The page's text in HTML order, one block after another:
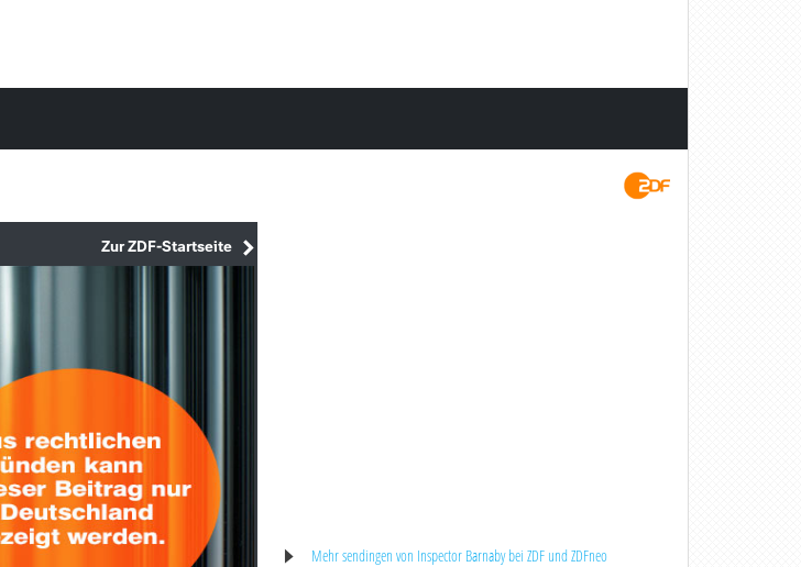
Mehr sendingen von Inspector Barnaby bei ZDF und ZDFneo